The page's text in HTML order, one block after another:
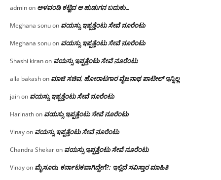
adminon ಅಳವಂಡಿ ಕಟ್ಟಿದ ಆ ಹುಡುಗನ ಬದುಕು…
Meghana sonuon ವಯಸ್ಸು ಇಪ್ಪತ್ತೆಂಟು ಸೇವೆ ನೂರೆಂಟು
Meghana sonuon ವಯಸ್ಸು ಇಪ್ಪತ್ತೆಂಟು ಸೇವೆ ನೂರೆಂಟು
Shashi kiranon ವಯಸ್ಸು ಇಪ್ಪತ್ತೆಂಟು ಸೇವೆ ನೂರೆಂಟು
alla bakashon ಮಾಜಿ ಸಚಿವ, ಹೋರಾಟಗಾರ ವೈಜನಾಥ ಪಾಟೀಲ್ ಇನ್ನಿಲ್ಲ
jainon ವಯಸ್ಸು ಇಪ್ಪತ್ತೆಂಟು ಸೇವೆ ನೂರೆಂಟು
Harinathon ವಯಸ್ಸು ಇಪ್ಪತ್ತೆಂಟು ಸೇವೆ ನೂರೆಂಟು
Vinayon ವಯಸ್ಸು ಇಪ್ಪತ್ತೆಂಟು ಸೇವೆ ನೂರೆಂಟು
Chandra Shekaron ವಯಸ್ಸು ಇಪ್ಪತ್ತೆಂಟು ಸೇವೆ ನೂರೆಂಟು
Vinayon ಮೈಸೂರು, ಕರ್ನಾಟಕವಾಗಿದ್ದೇಗೆ?; ಇಲ್ಲಿದೆ ಸವಿಸ್ತಾರ ಮಾಹಿತಿ